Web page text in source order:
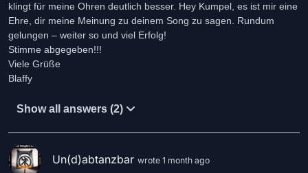
klingt für meine Ohren deutlich besser. Hey Kumpel, es ist mir eine
Ehre, dir meine Meinung zu deinem Song zu sagen. Rundum
gelungen – weiter so und viel Erfolg!
Stimme abgegeben!!!
Viele Grüße
Show all answers (2)
Un(d)abtanzbar wrote 1 month ago